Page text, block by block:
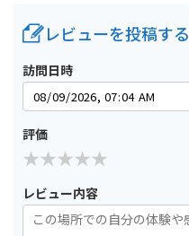
レビューを投稿する
訪問日時
評価
レビュー内容